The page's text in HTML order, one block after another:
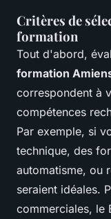
Critères de
formation
Tout d'abord,
formation
correspondent à
compétences
Par exemple, si
technique, des
automatisme, ou
seraient idéales.
commerciales, le